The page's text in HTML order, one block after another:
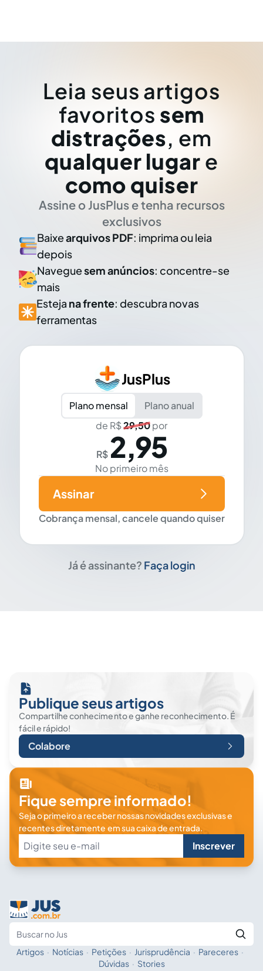
Leia seus artigos
favoritos sem
distrações, em
qualquer lugar e
como quiser
Assine o JusPlus e tenha recursos
exclusivos
Baixearquivos PDF: imprima ou leia
depois
Naveguesem anúncios: concentre-se
mais
Esteja na frente: descubra novas
ferramentas
JusPlus
Plano mensal
Plano anual
de R$29,50por
R$ 2,95
No primeiro mês
Cobrança mensal, cancele quando quiser
Assinar
Já é assinante? Faça login
Publique seus artigos
Compartilhe conhecimento e ganhe reconhecimento. É
fácil e rápido!
Colabore
Fique sempre informado!
Seja o primeiro a receber nossas novidades exclusivas e
recentes diretamente em sua caixa de entrada.
Inscrever
Fale com a IA
Artigos · Notícias · Petições · Jurisprudência · Pareceres ·
Dúvidas · Stories